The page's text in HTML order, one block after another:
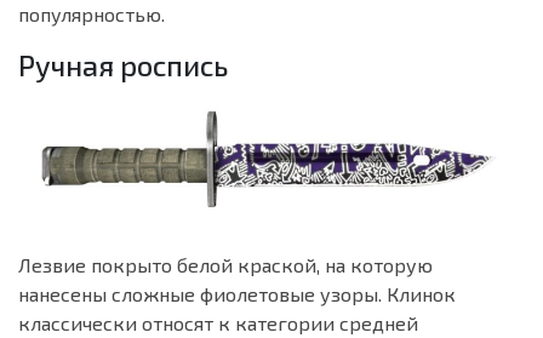
популярностью.
Ручная роспись
Лезвие покрыто белой краской, на которую
нанесены сложные фиолетовые узоры. Клинок
классически относят к категории средней